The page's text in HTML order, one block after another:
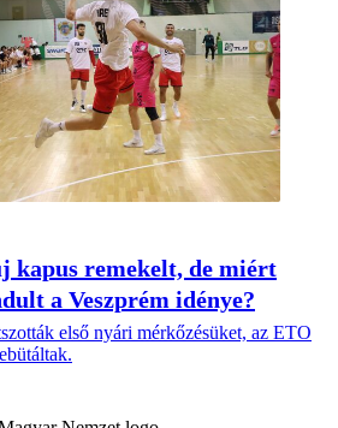
kapus remekelt, de miért
a Veszprém idénye?
első nyári mérkőzésüket, az ETO